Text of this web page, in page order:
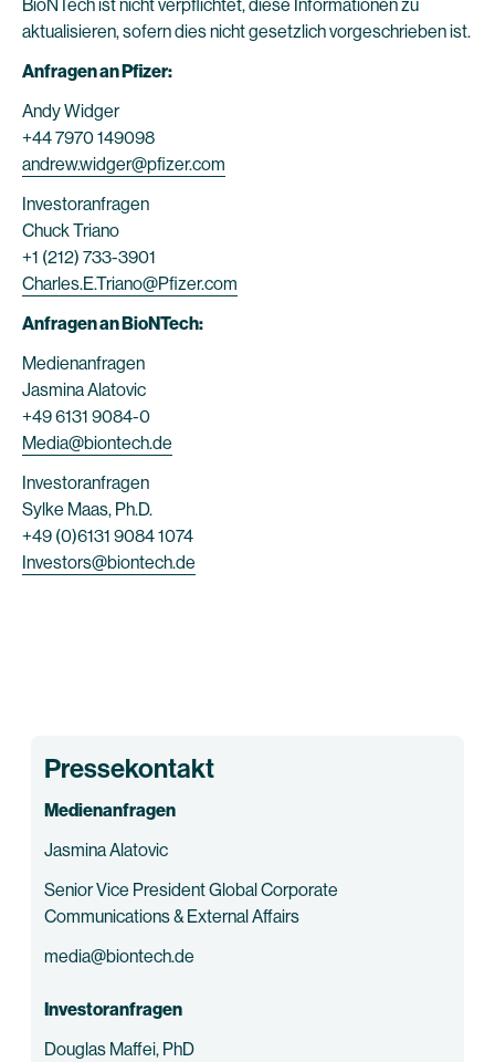
BioNTech ist nicht verpflichtet, diese Informationen zu
aktualisieren, sofern dies nicht gesetzlich vorgeschrieben ist.
Anfragen an Pfizer:
Andy Widger
+44 7970 149098
andrew.widger@pfizer.com
Investoranfragen
Chuck Triano
+1 (212) 733-3901
Charles.E.Triano@Pfizer.com
Anfragen an BioNTech:
Medienanfragen
Jasmina Alatovic
+49 6131 9084-0
Media@biontech.de
Investoranfragen
Sylke Maas, Ph.D.
+49 (0)6131 9084 1074
Investors@biontech.de
Pressekontakt
Medienanfragen
Jasmina Alatovic
Senior Vice President Global Corporate
Communications & External Affairs
media@biontech.de
Investoranfragen
Douglas Maffei, PhD